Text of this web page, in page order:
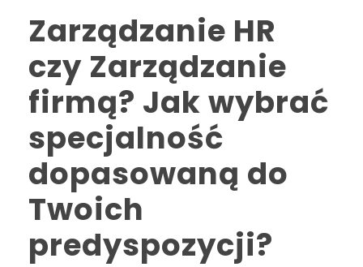
Zarządzanie HR
czy Zarządzanie
firmą? Jak wybrać
specjalność
dopasowaną do
Twoich
predyspozycji?